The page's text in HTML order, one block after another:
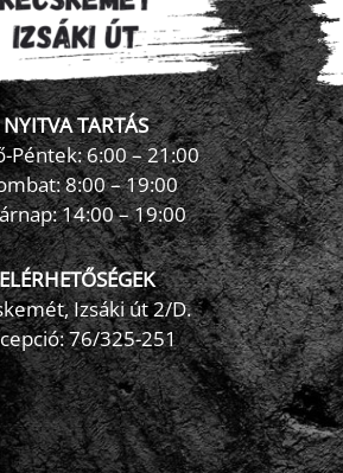
NYITVA TARTÁS
Péntek: 6:00 – 21:00
8:00 – 19:00
14:00 – 19:00
Izsáki út 2/D.
76/325-251